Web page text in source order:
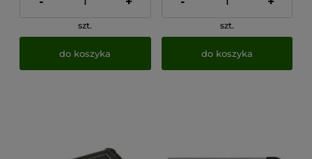
szt.
do koszyka
szt.
do koszyka